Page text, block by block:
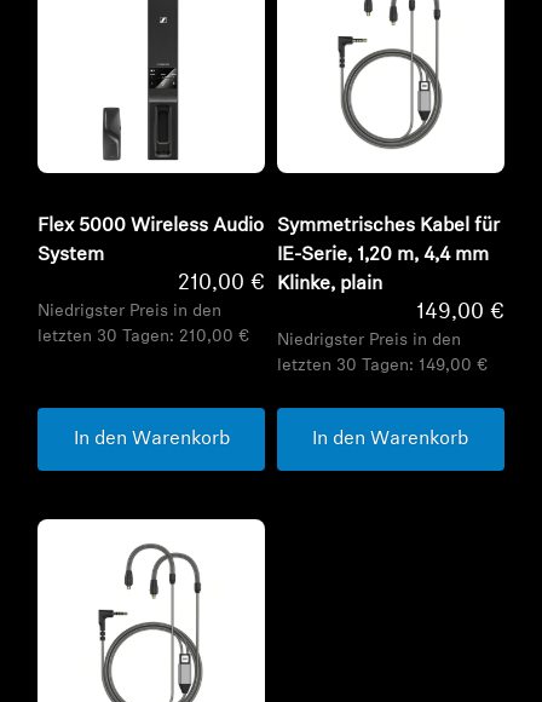
Flex 5000 Wireless Audio
System
210,00 €
Niedrigster Preis in den
letzten 30 Tagen: 210,00 €
In den Warenkorb
Symmetrisches Kabel für
IE-Serie, 1,20 m, 4,4 mm
Klinke, plain
149,00 €
Niedrigster Preis in den
letzten 30 Tagen: 149,00 €
In den Warenkorb